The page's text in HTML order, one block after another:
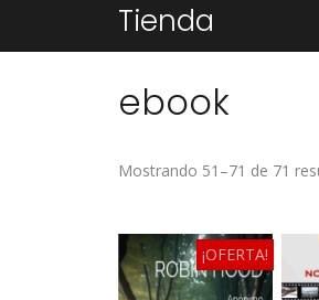
Tienda
ebook
Mostrando 51–71 de 71
¡OFERTA!